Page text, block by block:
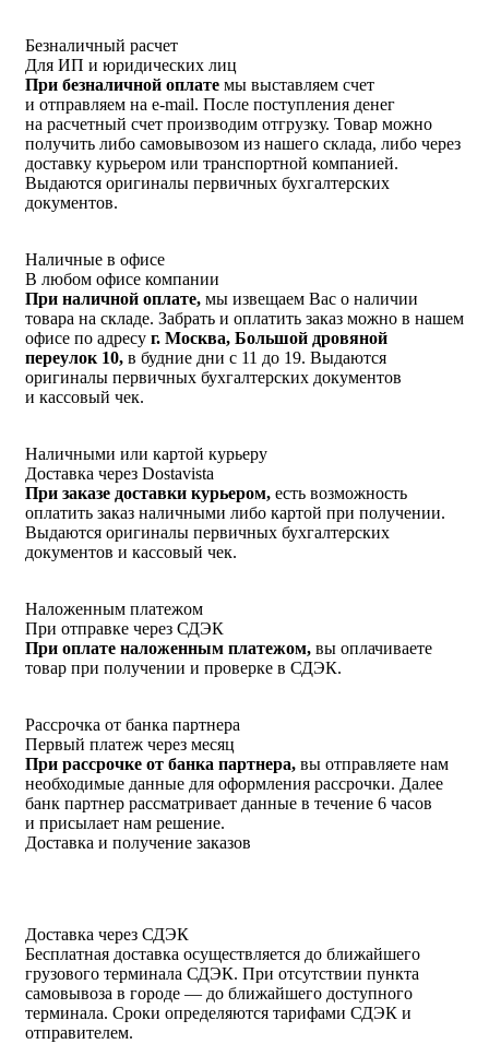
Безналичный расчет
Для ИП и юридических лиц
При безналичной оплате мы выставляем счет
и отправляем на e-mail. После поступления денег
на расчетный счет производим отгрузку. Товар можно
получить либо самовывозом из нашего склада, либо через
доставку курьером или транспортной компанией.
Выдаются оригиналы первичных бухгалтерских
документов.
Наличные в офисе
В любом офисе компании
При наличной оплате, мы извещаем Вас о наличии
товара на складе. Забрать и оплатить заказ можно в нашем
офисе по адресу г. Москва, Большой дровяной
переулок 10, в будние дни с 11 до 19. Выдаются
оригиналы первичных бухгалтерских документов
и кассовый чек.
Наличными или картой курьеру
Доставка через Dostavista
При заказе доставки курьером, есть возможность
оплатить заказ наличными либо картой при получении.
Выдаются оригиналы первичных бухгалтерских
документов и кассовый чек.
Наложенным платежом
При отправке через СДЭК
При оплате наложенным платежом, вы оплачиваете
товар при получении и проверке в СДЭК.
Рассрочка от банка партнера
Первый платеж через месяц
При рассрочке от банка партнера, вы отправляете нам
необходимые данные для оформления рассрочки. Далее
банк партнер рассматривает данные в течение 6 часов
и присылает нам решение.
Доставка и получение заказов
Доставка через СДЭК
Бесплатная доставка осуществляется до ближайшего
грузового терминала СДЭК. При отсутствии пункта
самовывоза в городе — до ближайшего доступного
терминала. Сроки определяются тарифами СДЭК и
отправителем.